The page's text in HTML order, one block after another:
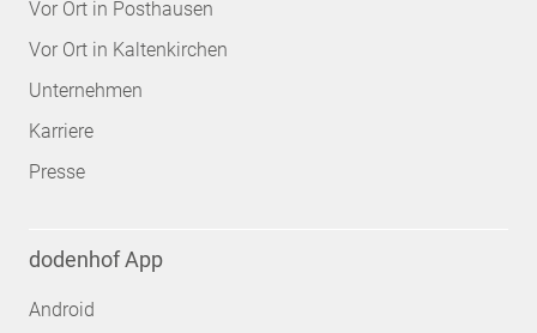
Vor Ort in Posthausen
Vor Ort in Kaltenkirchen
Unternehmen
Karriere
Presse
dodenhof App
Android